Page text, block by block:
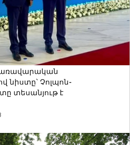
նիստը՝ Չոլպոն-
տեսանյութ է